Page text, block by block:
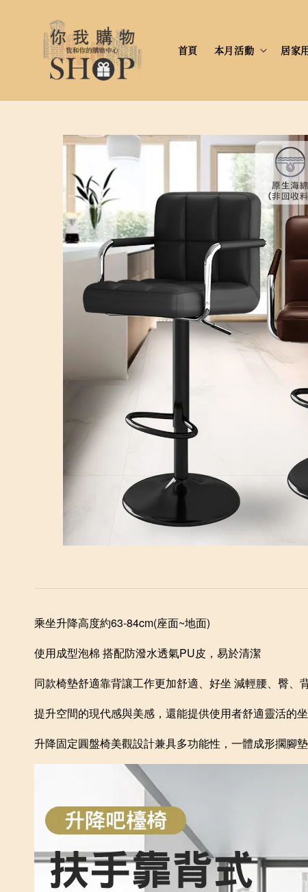
首頁 本月活動 居家
乘坐升降高度約63-84cm(座面~地面)
使用成型泡棉 搭配防潑水透氣PU皮，易於清潔
同款椅墊舒適靠背讓工作更加舒適、好坐 減輕腰、臀、
提升空間的現代感與美感，還能提供使用者舒適靈活的坐
升降固定圓盤椅美觀設計兼具多功能性，一體成形擱腳